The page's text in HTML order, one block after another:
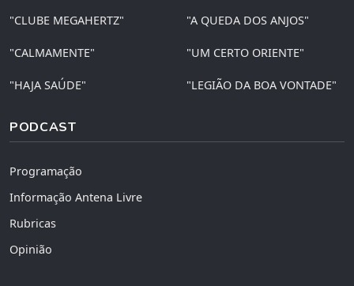
"CLUBE MEGAHERTZ" "A QUEDA DOS ANJOS"
"CALMAMENTE" "UM CERTO ORIENTE"
"HAJA SAÚDE" "LEGIÃO DA BOA VONTADE"
PODCAST
Programação
Informação Antena Livre
Rubricas
Opinião